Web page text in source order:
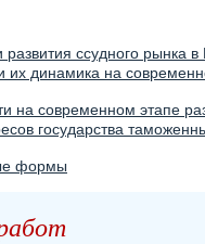
ссудного рынка
динамика на
на современном этапе
государства
формы